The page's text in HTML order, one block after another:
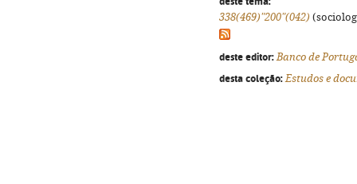
338(469)"200"(042)
deste editor: Banco de
desta coleção: Estudos e